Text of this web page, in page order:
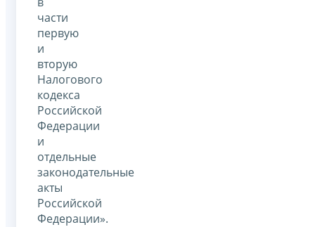
части
первую
и
вторую
Налогового
кодекса
Российской
Федерации
и
отдельные
законодательные
акты
Российской
Федерации».